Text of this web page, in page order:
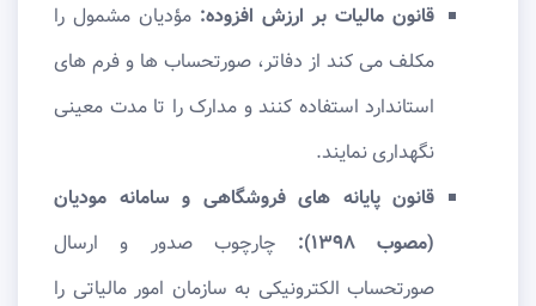
قانون مالیات بر ارزش افزوده: مؤدیان مشمول را
مکلف می کند از دفاتر، صورتحساب ها و فرم های
استاندارد استفاده کنند و مدارک را تا مدت معینی
نگهداری نمایند.
قانون پایانه های فروشگاهی و سامانه مودیان
(مصوب ۱۳۹۸):
چارچوب صدور و ارسال
صورتحساب الکترونیکی به سازمان امور مالیاتی را